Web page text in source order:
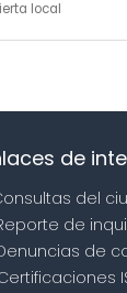
local
de
del
de
de